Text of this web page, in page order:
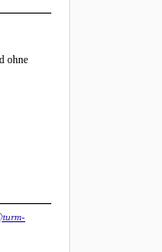
ohne